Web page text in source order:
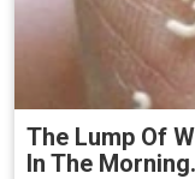
The Lump Of
In The